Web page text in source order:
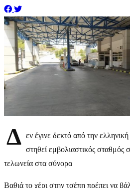
Δ εν έγινε δεκτό από την
στηθεί εμβολιαστικός σταθμός
τελωνεία στα σύνορα
Βαθιά το χέρι στην τσέπη πρέπει να